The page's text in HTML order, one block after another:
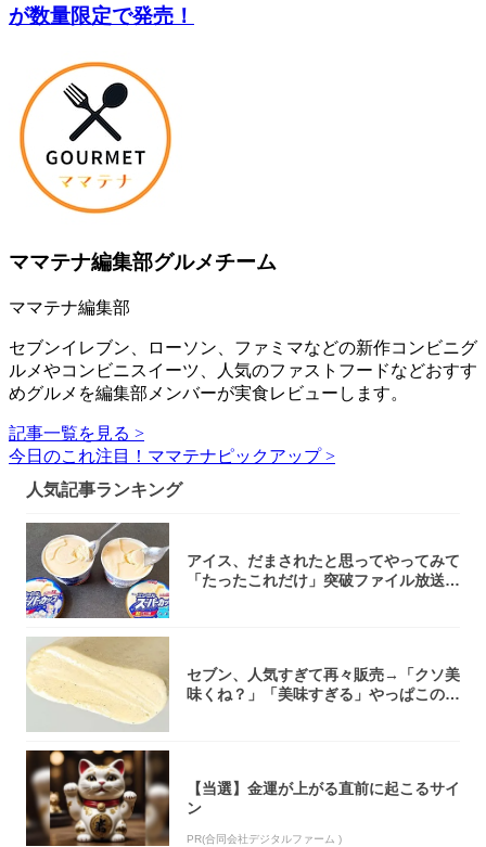
が数量限定で発売！
ママテナ編集部グルメチーム
ママテナ編集部
セブンイレブン、ローソン、ファミマなどの新作コンビニグ
ルメやコンビニスイーツ、人気のファストフードなどおすす
めグルメを編集部メンバーが実食レビューします。
記事一覧を見る >
今日のこれ注目！ママテナピックアップ >
人気記事ランキング
アイス、だまされたと思ってやってみて
「たったこれだけ」突破ファイル放送で
セブン、人気すぎて再々販売→「クソ美
味くね？」「美味すぎる」やっぱこのク
【当選】金運が上がる直前に起こるサイ
ン
PR(合同会社デジタルファーム )